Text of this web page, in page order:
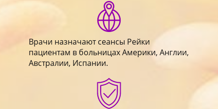
Врачи назначают сеансы Рейки
пациентам в больницах Америки, Англии,
Австралии, Испании.